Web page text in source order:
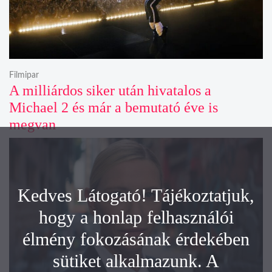
A milliárdos siker után hivatalos a
Michael 2 és már a bemutató éve is
megvan
Filmipar
Kedves Látogató! Tájékoztatjuk,
hogy a honlap felhasználói
élmény fokozásának érdekében
sütiket alkalmazunk. A